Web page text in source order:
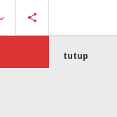
tutup